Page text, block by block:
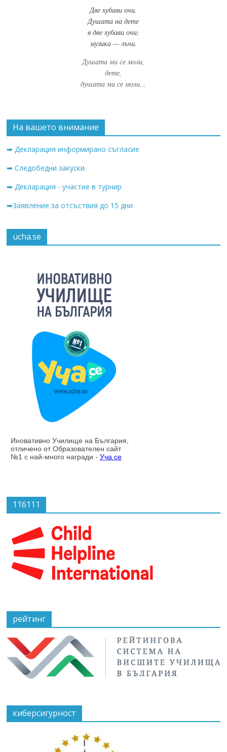
Две хубави очи.
Душата на дете
в две хубави очи;
музика — лъчи.
Душата ми се моли,
дете,
душата ми се моли...
На вашето внимание
➡ Декларация информирано съгласие
➡ Следобедни закуски
➡ Декларация - участие в турнир
➡Заявление за отсъствия до 15 дни
ucha.se
116111
рейтинг
киберсигурност